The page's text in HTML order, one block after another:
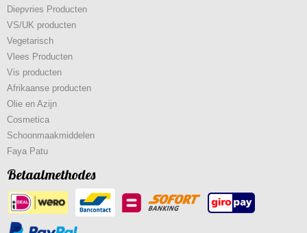
Diepvries Producten
VS/UK producten
Vegetarisch
Vlees Producten
Vis producten
Afrikaanse producten
Olie en Azijn
Cosmetica
Schoonmaakmiddelen
Faya Patu
Betaalmethodes